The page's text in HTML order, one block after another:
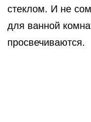
стеклом. И не
для ванной
просвечиваются.